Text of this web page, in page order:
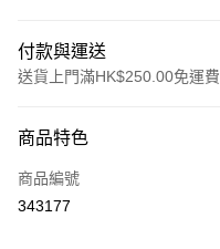
付款與運送
送貨上門滿HK$250.00免運費
信用卡
Apple Pay
商品特色
商品編號
343177